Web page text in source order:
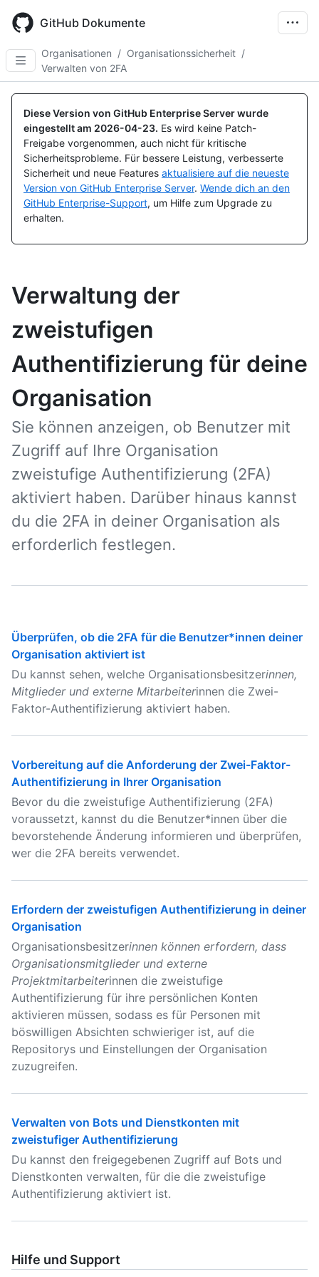
main
content
GitHub Dokumente
Organisationen / Organisationssicherheit /
Verwalten von 2FA
Diese Version von GitHub Enterprise Server wurde
eingestellt am 2026-04-23. Es wird keine Patch-
Freigabe vorgenommen, auch nicht für kritische
Sicherheitsprobleme. Für bessere Leistung, verbesserte
Sicherheit und neue Features aktualisiere auf die neueste
Version von GitHub Enterprise Server. Wende dich an den
GitHub Enterprise-Support, um Hilfe zum Upgrade zu
erhalten.
Verwaltung der
zweistufigen
Authentifizierung für deine
Organisation
Sie können anzeigen, ob Benutzer mit
Zugriff auf Ihre Organisation
zweistufige Authentifizierung (2FA)
aktiviert haben. Darüber hinaus kannst
du die 2FA in deiner Organisation als
erforderlich festlegen.
Überprüfen, ob die 2FA für die Benutzer*innen deiner
Organisation aktiviert ist
Du kannst sehen, welche Organisationsbesitzerinnen,
Mitglieder und externe Mitarbeiterinnen die Zwei-
Faktor-Authentifizierung aktiviert haben.
Vorbereitung auf die Anforderung der Zwei-Faktor-
Authentifizierung in Ihrer Organisation
Bevor du die zweistufige Authentifizierung (2FA)
voraussetzt, kannst du die Benutzer*innen über die
bevorstehende Änderung informieren und überprüfen,
wer die 2FA bereits verwendet.
Erfordern der zweistufigen Authentifizierung in deiner
Organisation
Organisationsbesitzerinnen können erfordern, dass
Organisationsmitglieder und externe
Projektmitarbeiterinnen die zweistufige
Authentifizierung für ihre persönlichen Konten
aktivieren müssen, sodass es für Personen mit
böswilligen Absichten schwieriger ist, auf die
Repositorys und Einstellungen der Organisation
zuzugreifen.
Verwalten von Bots und Dienstkonten mit
zweistufiger Authentifizierung
Du kannst den freigegebenen Zugriff auf Bots und
Dienstkonten verwalten, für die die zweistufige
Authentifizierung aktiviert ist.
Hilfe und Support